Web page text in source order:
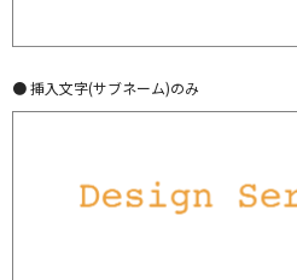
● 挿入文字(サブネーム)のみ